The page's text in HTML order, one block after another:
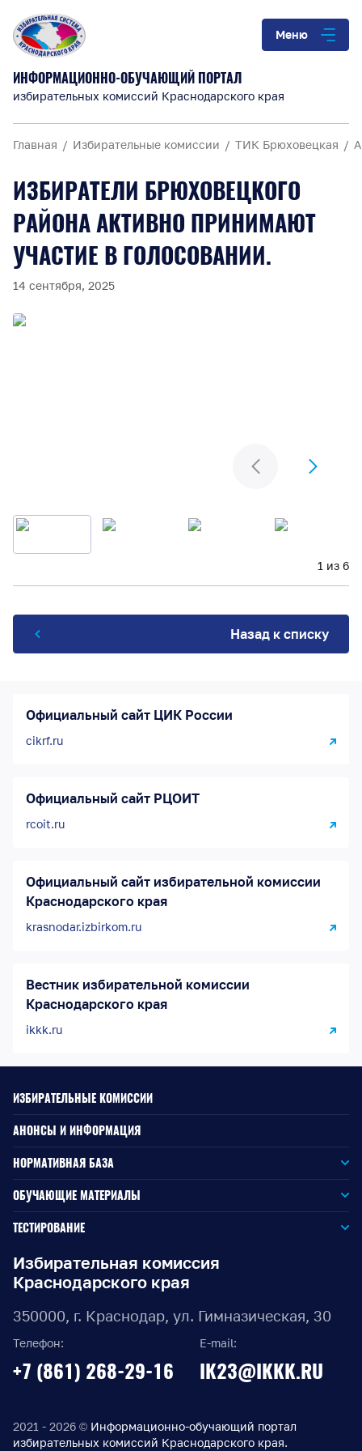
Меню
ИНФОРМАЦИОННО-ОБУЧАЮЩИЙ ПОРТАЛ
избирательных комиссий Краснодарского края
Главная Избирательные комиссии ТИК Брюховецкая
ИЗБИРАТЕЛИ БРЮХОВЕЦКОГО
РАЙОНА АКТИВНО ПРИНИМАЮТ
УЧАСТИЕ В ГОЛОСОВАНИИ.
14 сентября, 2025
1 из 6
Назад к списку
Официальный сайт ЦИК России
cikrf.ru
Официальный сайт РЦОИТ
rcoit.ru
Официальный сайт избирательной комиссии
Краснодарского края
krasnodar.izbirkom.ru
Вестник избирательной комиссии
Краснодарского края
ikkk.ru
Избирательная комиссия
Краснодарского края
350000, г. Краснодар, ул. Гимназическая, 30
Телефон:
+7 (861) 268-29-16
E-mail:
IK23@IKKK.RU
2021 - 2026 © Информационно-обучающий портал
избирательных комиссий Краснодарского края.
ИЗБИРАТЕЛЬНЫЕ КОМИССИИ
АНОНСЫ И ИНФОРМАЦИЯ
НОРМАТИВНАЯ БАЗА
Законодательство РФ
Законодательство КК
Документы ЦИК России
Документы ИККК
Выборы Губернатора Краснодарского края
Краснодарского края
края
ОБУЧАЮЩИЕ МАТЕРИАЛЫ
Для окружной избирательной комиссии
Для территориальной избирательной комиссии
Для участковой избирательной комиссии
ТЕСТИРОВАНИЕ
Для членов участковых избирательных комиссий